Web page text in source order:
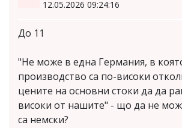
12.05.2026 09:24:16
До 11
"Не може в една Германия, в
производство са по-високи
цените на основни стоки да да
високи от нашите" - що да не
са немски?